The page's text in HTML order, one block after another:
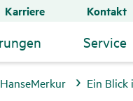
Karriere Kontakt
Service
Ein